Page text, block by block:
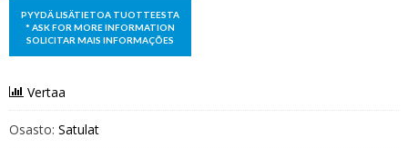
Vertaa
Osasto: Satulat